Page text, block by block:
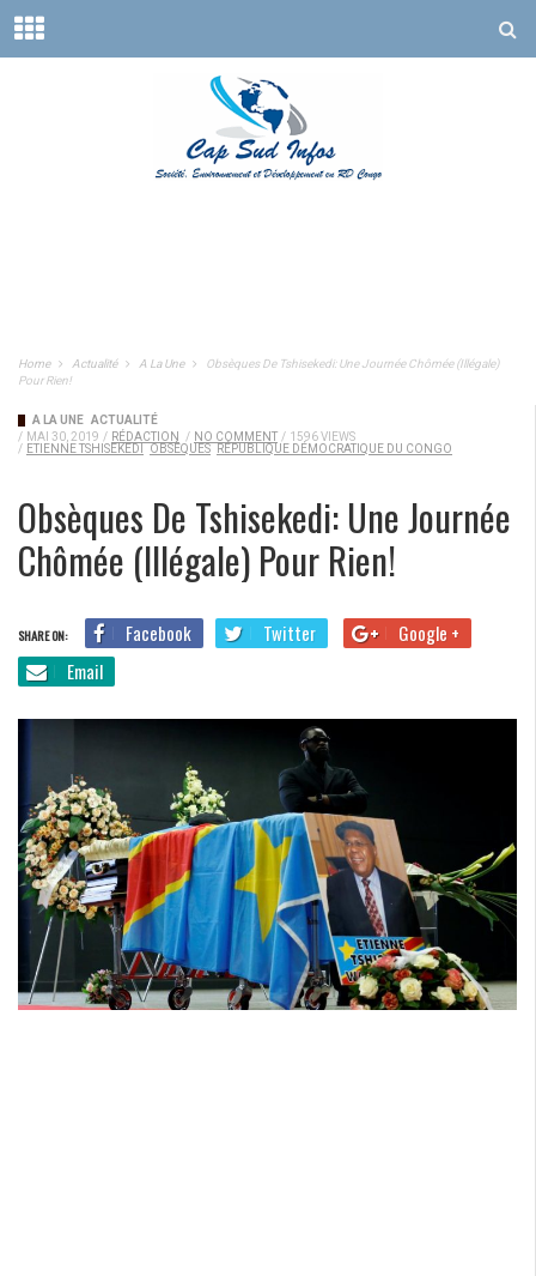
Home Actualité A La Une
Obsèques De Tshisekedi: Une Journée Chômée (illégale)
Pour Rien!
A LA UNE ACTUALITÉ
/ MAI 30, 2019 / RÉDACTION / NO COMMENT / 1596 VIEWS
/ ETIENNE TSHISEKEDI OBSÈQUES RÉPUBLIQUE DÉMOCRATIQUE DU CONGO
Obsèques De Tshisekedi: Une Journée
Chômée (illégale) Pour Rien!
SHARE ON: Facebook Twitter
Google +
Email